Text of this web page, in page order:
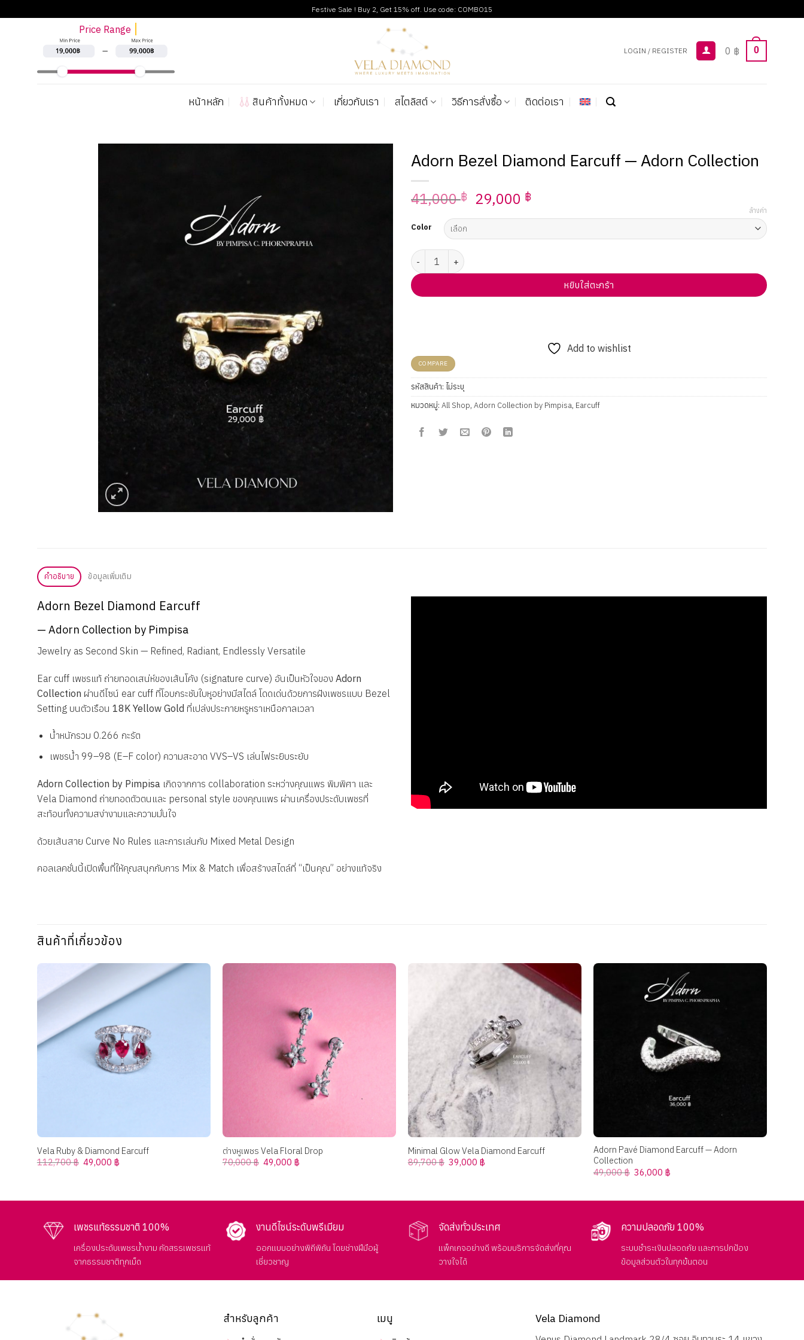
ไป
Festive Sale ! Buy 2, Get 15% off. Use code: COMBO15
Price Range
LOGIN / REGISTER 0 ฿ 0
หน้าหลัก สินค้าทั้งหมด เกี่ยวกับเรา สไตลิสต์ วิธีการสั่งซื้อ ติดต่อเรา
Adorn Bezel Diamond Earcuff — Adorn Collection
41,000฿ Original
price
41,000 ฿.
29,000 ฿Current
29,000 ฿.
Color
ล้างค่า
จำนวน Adorn Bezel Diamond Earcuff — Adorn Collection ชิ้น
หยิบใส่ตะกร้า
Add to wishlist
COMPARE
รหัสสินค้า: ไม่ระบุ
หมวดหมู่: All Shop, Adorn Collection by Pimpisa, Earcuff
คำอธิบาย ข้อมูลเพิ่มเติม
Adorn Bezel Diamond Earcuff
— Adorn Collection by Pimpisa
Jewelry as Second Skin — Refined, Radiant, Endlessly Versatile
Ear cuff เพชรแท้ ถ่ายทอดเสน่ห์ของเส้นโค้ง (signature curve) อันเป็นหัวใจของ Adorn
Collection ผ่านดีไซน์ ear cuff ที่โอบกระชับใบหูอย่างมีสไตล์ โดดเด่นด้วยการฝังเพชรแบบ Bezel
Setting บนตัวเรือน 18K Yellow Gold ที่เปล่งประกายหรูหราเหนือกาลเวลา
️น้ำหนักรวม 0.266 กะรัต
เพชรน้ำ 99–98 (E–F color) ความสะอาด VVS–VS เล่นไฟระยิบระยับ
Adorn Collection by Pimpisa เกิดจากการ collaboration ระหว่างคุณแพร พิมพิศา และ
Vela Diamond ถ่ายทอดตัวตนและ personal style ของคุณแพร ผ่านเครื่องประดับเพชรที่
สะท้อนทั้งความสง่างามและความมั่นใจ
ด้วยเส้นสาย Curve No Rules และการเล่นกับ Mixed Metal Design
คอลเลคชั่นนี้เปิดพื้นที่ให้คุณสนุกกับการ Mix & Match เพื่อสร้างสไตล์ที่ “เป็นคุณ” อย่างแท้จริง
สินค้าที่เกี่ยวข้อง
Vela Ruby & Diamond Earcuff
112,700฿ Original
price
49,000 ฿
ต่างหูเพชร Vela Floral Drop
70,000฿ Original
price
49,000 ฿
Add to
wishlist
Minimal Glow Vela Diamond Earcuff
89,700฿ Original
price
39,000 ฿
Adorn Pavé Diamond Earcuff — Adorn
Collection
49,000฿ Original
price
36,000 ฿
เพชรแท้ธรรมชาติ 100%
เครื่องประดับเพชรน้ำงาม คัดสรรเพชรแท้
จากธรรมชาติทุกเม็ด
งานดีไซน์ระดับพรีเมียม
ออกแบบอย่างพิถีพิถัน โดยช่างฝีมือผู้
เชี่ยวชาญ
จัดส่งทั่วประเทศ
แพ็กเกจอย่างดี พร้อมบริการจัดส่งที่คุณ
วางใจได้
ความปลอดภัย 100%
ระบบชำระเงินปลอดภัย และการปกป้อง
ข้อมูลส่วนตัวในทุกขั้นตอน
สำหรับลูกค้า เมนู Vela Diamond